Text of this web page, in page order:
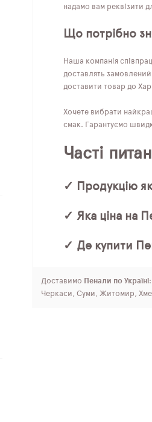
надамо вам реквізити
Що потрібно
Наша компанія
доставлять
доставити товар до
Хочете вибрати
смак. Гарантуємо
Часті
✓ Продукцію
✓ Яка ціна на
✓ Де купити
Доставимо Пенали по Україні
Черкаси, Суми, Житомир,